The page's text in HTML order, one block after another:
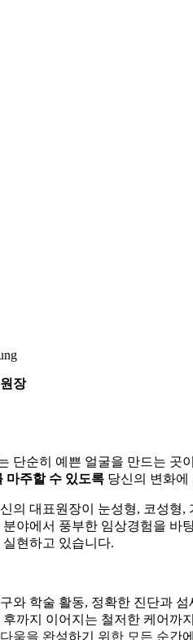
장
단순히 예쁜 얼굴을 만드는 곳
마주할 수 있도록 당신의 변화에
의 대표원장이 눈성형, 코성형,
분야에서 풍부한 임상경험을 바
현하고 있습니다.
와 학술 활동, 정확한 진단과 섬
후까지 이어지는 철저한 케어까
움을 완성하기 위한 모든 순간